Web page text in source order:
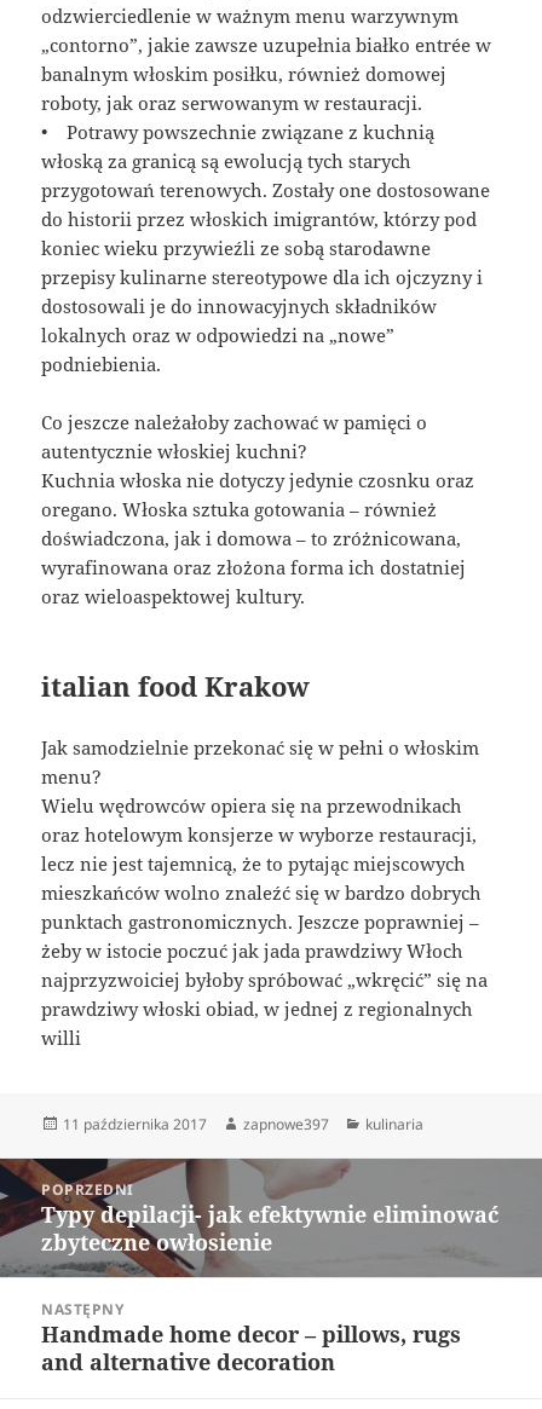
odzwierciedlenie w ważnym menu warzywnym
„contorno”, jakie zawsze uzupełnia białko entrée w
banalnym włoskim posiłku, również domowej
roboty, jak oraz serwowanym w restauracji.
• Potrawy powszechnie związane z kuchnią
włoską za granicą są ewolucją tych starych
przygotowań terenowych. Zostały one dostosowane
do historii przez włoskich imigrantów, którzy pod
koniec wieku przywieźli ze sobą starodawne
przepisy kulinarne stereotypowe dla ich ojczyzny i
dostosowali je do innowacyjnych składników
lokalnych oraz w odpowiedzi na „nowe”
podniebienia.
Co jeszcze należałoby zachować w pamięci o
autentycznie włoskiej kuchni?
Kuchnia włoska nie dotyczy jedynie czosnku oraz
oregano. Włoska sztuka gotowania – również
doświadczona, jak i domowa – to zróżnicowana,
wyrafinowana oraz złożona forma ich dostatniej
oraz wieloaspektowej kultury.
italian food Krakow
Jak samodzielnie przekonać się w pełni o włoskim
menu?
Wielu wędrowców opiera się na przewodnikach
oraz hotelowym konsjerze w wyborze restauracji,
lecz nie jest tajemnicą, że to pytając miejscowych
mieszkańców wolno znaleźć się w bardzo dobrych
punktach gastronomicznych. Jeszcze poprawniej –
żeby w istocie poczuć jak jada prawdziwy Włoch
najprzyzwoiciej byłoby spróbować „wkręcić” się na
prawdziwy włoski obiad, w jednej z regionalnych
willi
Data
11 października 2017 Autor
zapnowe397 Kategorie
kulinaria
Nawigacja
wpisuPOPRZEDNI
Poprzedni
wpis:
Typy depilacji- jak efektywnie eliminować
zbyteczne owłosienie
NASTĘPNY
Następny
wpis:
Handmade home decor – pillows, rugs
and alternative decoration